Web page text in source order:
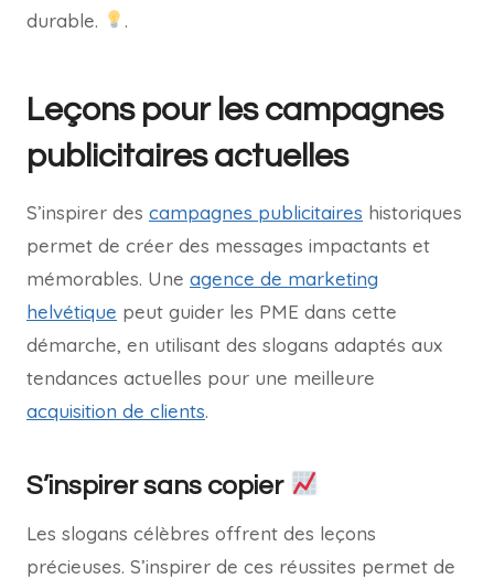
durable.
.
Leçons pour les campagnes
publicitaires actuelles
S’inspirer des campagnes publicitaires historiques
permet de créer des messages impactants et
mémorables. Une agence de marketing
helvétique peut guider les PME dans cette
démarche, en utilisant des slogans adaptés aux
tendances actuelles pour une meilleure
acquisition de clients.
S’inspirer sans copier
Les slogans célèbres offrent des leçons
précieuses. S’inspirer de ces réussites permet de